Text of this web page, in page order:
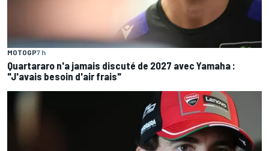
MOTOGP7 h
Quartararo n'a jamais discuté de 2027 avec Yamaha :
"J'avais besoin d'air frais"